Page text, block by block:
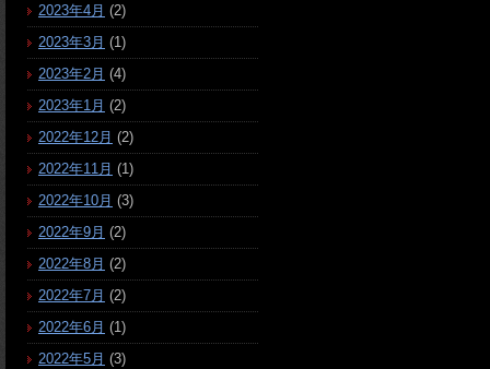
2023年4月 (2)
2023年3月 (1)
2023年2月 (4)
2023年1月 (2)
2022年12月 (2)
2022年11月 (1)
2022年10月 (3)
2022年9月 (2)
2022年8月 (2)
2022年7月 (2)
2022年6月 (1)
2022年5月 (3)